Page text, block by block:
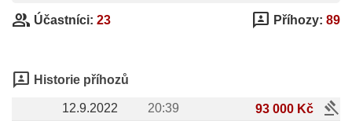
group Účastníci: 23 3p Příhozy: 89
3p Historie příhozů
12.9.2022 20:39 93 000 Kč gavel